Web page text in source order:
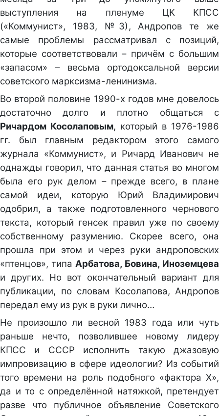
выступления на пленуме ЦК КПСС
(«Коммунист», 1983, №3), Андропов те же
самые проблемы рассматривал с позиций,
которые соответствовали – причём с большим
«запасом» – весьма ортодоксальной версии
советского марксизма-ленинизма.
Во второй половине 1990-х годов мне довелось
достаточно долго и плотно общаться с
Ричардом Косолаповым, который в 1976-1986
гг. был главным редактором этого самого
журнала «Коммунист», и Ричард Иванович не
однажды говорил, что данная статья во многом
была его рук делом – прежде всего, в плане
самой идеи, которую Юрий Владимирович
одобрил, а также подготовленного чернового
текста, который генсек правил уже по своему
собственному разумению. Скорее всего, она
прошла при этом и через руки андроповских
«птенцов», типа Арбатова, Бовина, Иноземцева
и других. Но вот окончательный вариант для
публикации, по словам Косолапова, Андропов
передал ему из рук в руки лично…
Не произошло ли весной 1983 года или чуть
раньше нечто, позволившее новому лидеру
КПСС и СССР исполнить такую джазовую
импровизацию в сфере идеологии? Из событий
того времени на роль подобного «фактора Х»,
да и то с определённой натяжкой, претендует
разве что публичное объявление Советского